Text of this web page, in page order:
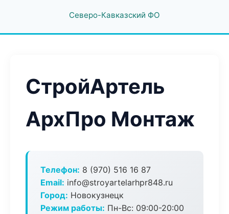
Северо-Кавказский ФО
СтройАртель
АрхПро Монтаж
Телефон: 8 (970) 516 16 87
Email: info@stroyartelarhpr848.ru
Город: Новокузнецк
Режим работы: Пн-Вс: 09:00-20:00